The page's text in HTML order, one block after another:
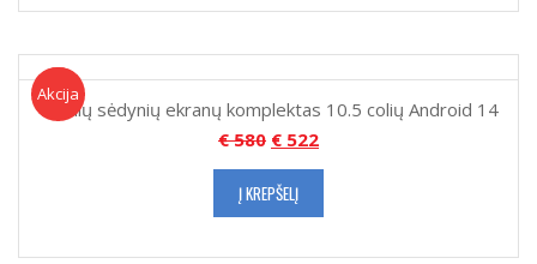
Akcija
Akcija!
Galinių sėdynių ekranų komplektas 10.5 colių Android 14
€580 € 522
Į KREPŠELĮ